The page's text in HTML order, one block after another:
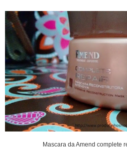
Mascara da Amend complete